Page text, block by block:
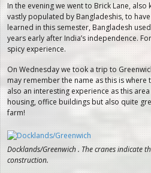
In the evening we went to Brick Lane, also
vastly populated by Bangladeshis, to
learned in this semester, Bangladesh
years early after India’s independence.
spicy experience.
On Wednesday we took a trip to
may remember the name as this is where
also an interesting experience as this
housing, office buildings but also quite
farm!
Docklands/Greenwich . The cranes indicate
construction.